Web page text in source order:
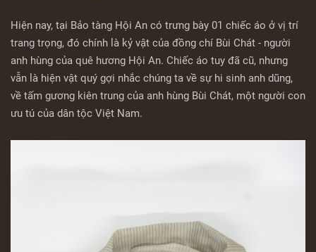
Hiện nay, tại Bảo tàng Hội An có trưng bày 01 chiếc áo ở vị trí
trang trọng, đó chính là kỷ vật của đồng chí Bùi Chát - người
anh hùng của quê hương Hội An. Chiếc áo tuy đã cũ, nhưng
vẫn là hiện vật quý gợi nhắc chúng ta về sự hi sinh anh dũng,
về tấm gương kiên trung của anh hùng Bùi Chát, một người con
ưu tú của dân tộc Việt Nam.